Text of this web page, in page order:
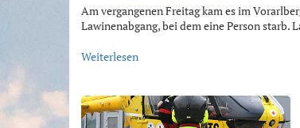
Am vergangenen Freitag kam es im
Lawinenabgang, bei dem eine Person starb.
Weiterlesen